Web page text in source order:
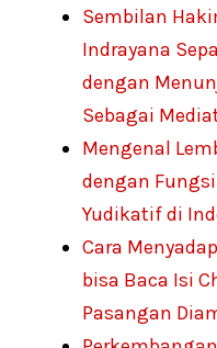
Sembilan
Indrayana
dengan
Sebagai
Mengenal
dengan
Yudikatif di
Cara
bisa Baca Isi
Pasangan